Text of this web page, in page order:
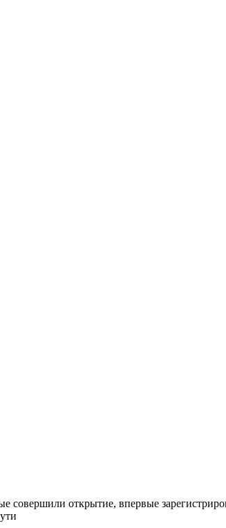
совершили открытие, впервые